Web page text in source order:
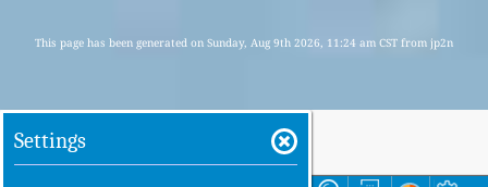
This page has been generated on Sunday, Aug 9th 2026, 11:24 am CST from jp2n
Settings